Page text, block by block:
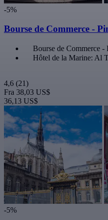
-5%
Bourse de Commerce -
Bourse de Commerce
Hôtel de la Marine: Al
4,6 (21)
Fra 38,03 US$
36,13 US$
-5%